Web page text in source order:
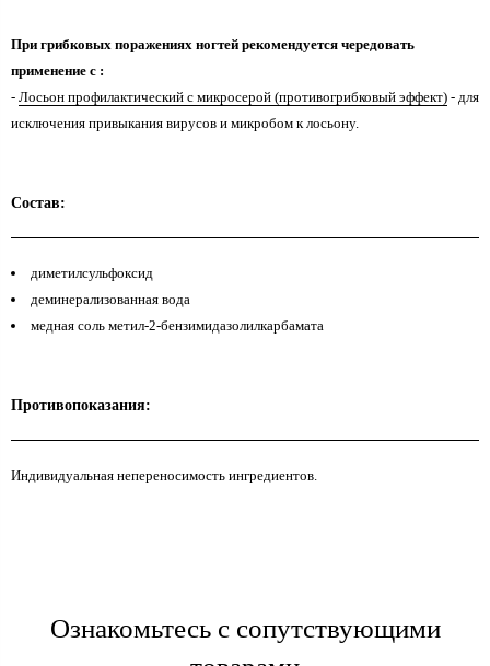
При грибковых поражениях ногтей рекомендуется чередовать
применение с :
- Лосьон профилактический с микросерой (противогрибковый эффект) - для
исключения привыкания вирусов и микробом к лосьону.
Состав:
диметилсульфоксид
деминерализованная вода
медная соль метил-2-бензимидазолилкарбамата
Противопоказания:
Индивидуальная непереносимость ингредиентов.
Ознакомьтесь с сопутствующими